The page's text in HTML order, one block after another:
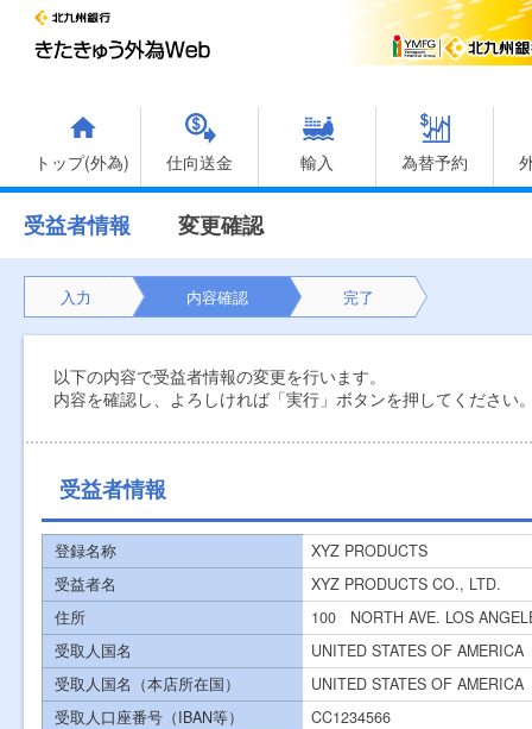
トップ(外為) 仕向送金 輸入 為替予約
受益者情報 変更確認
入力 内容確認 完了
以下の内容で受益者情報の変更を行います。
内容を確認し、よろしければ「実行」ボタンを押してください
受益者情報
登録名称
XYZ PRODUCTS
受益者名
XYZ PRODUCTS CO., LTD.
住所
100 NORTH AVE. LOS
受取人国名
UNITED STATES OF AMERICA
受取人国名（本店所在国）
UNITED STATES OF AMERICA
受取人口座番号（IBAN等）
CC1234566